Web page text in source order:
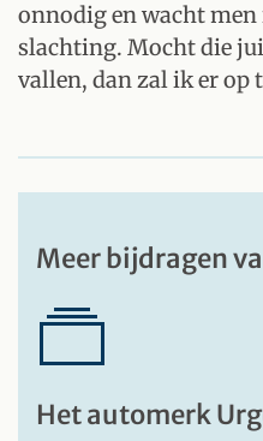
onnodig en wacht
slachting. Mocht die
vallen, dan zal ik er op
Meer bijdragen
Het automerk